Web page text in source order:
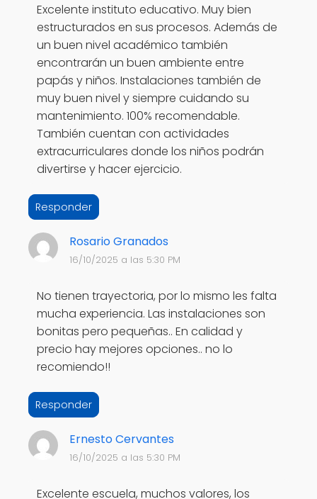
Excelente instituto educativo. Muy bien
estructurados en sus procesos. Además de
un buen nivel académico también
encontrarán un buen ambiente entre
papás y niños. Instalaciones también de
muy buen nivel y siempre cuidando su
mantenimiento. 100% recomendable.
También cuentan con actividades
extracurriculares donde los niños podrán
divertirse y hacer ejercicio.
Responder
Rosario Granados
16/10/2025 a las 5:30 PM
No tienen trayectoria, por lo mismo les falta
mucha experiencia. Las instalaciones son
bonitas pero pequeñas.. En calidad y
precio hay mejores opciones.. no lo
recomiendo!!
Responder
Ernesto Cervantes
16/10/2025 a las 5:30 PM
Excelente escuela, muchos valores, los